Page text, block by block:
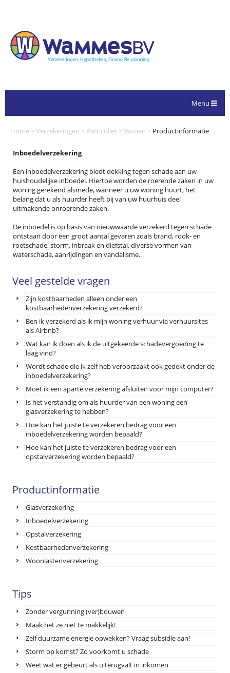
Menu
Home >Verzekeringen > Particulier >Wonen > Productinformatie
Inboedelverzekering
Een inboedelverzekering biedt dekking tegen schade aan uw
huishoudelijke inboedel. Hiertoe worden de roerende zaken in uw
woning gerekend alsmede, wanneer u uw woning huurt, het
belang dat u als huurder heeft bij van uw huurhuis deel
uitmakende onroerende zaken.
De inboedel is op basis van nieuwwaarde verzekerd tegen schade
ontstaan door een groot aantal gevaren zoals brand, rook- en
roetschade, storm, inbraak en diefstal, diverse vormen van
waterschade, aanrijdingen en vandalisme.
Veel gestelde vragen
Zijn kostbaarheden alleen onder een
kostbaarhedenverzekering verzekerd?
Ben ik verzekerd als ik mijn woning verhuur via verhuursites
als Airbnb?
Wat kan ik doen als ik de uitgekeerde schadevergoeding te
laag vind?
Wordt schade die ik zelf heb veroorzaakt ook gedekt onder de
inboedelverzekering?
Moet ik een aparte verzekering afsluiten voor mijn computer?
Is het verstandig om als huurder van een woning een
glasverzekering te hebben?
Hoe kan het juiste te verzekeren bedrag voor een
inboedelverzekering worden bepaald?
Hoe kan het juiste te verzekeren bedrag voor een
opstalverzekering worden bepaald?
Productinformatie
Glasverzekering
Inboedelverzekering
Opstalverzekering
Kostbaarhedenverzekering
Woonlastenverzekering
Tips
Zonder vergunning (ver)bouwen
Maak het ze niet te makkelijk!
Zelf duurzame energie opwekken? Vraag subsidie aan!
Storm op komst? Zo voorkomt u schade
Weet wat er gebeurt als u terugvalt in inkomen